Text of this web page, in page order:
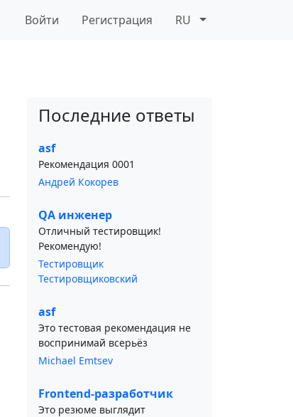
Войти Регистрация RU
Последние ответы
asf
Рекомендация 0001
Андрей Кокорев
QA инженер
Отличный тестировщик!
Рекомендую!
Тестировщик
Тестировщиковский
asf
Это тестовая рекомендация не
воспринимай всерьёз
Michael Emtsev
Frontend-разработчик
Это резюме выглядит